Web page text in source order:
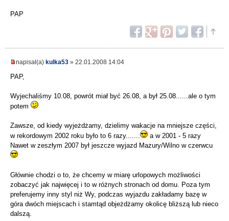
PAP
napisał(a) kulka53 » 22.01.2008 14:04
PAP,
Wyjechaliśmy 10.08, powrót miał być 26.08, a był 25.08......ale o tym
potem
Zawsze, od kiedy wyjeżdżamy, dzielimy wakacje na mniejsze części,
w rekordowym 2002 roku było to 6 razy.......
a w 2001 - 5 razy
Nawet w zeszłym 2007 był jeszcze wyjazd Mazury/Wilno w czerwcu
Głównie chodzi o to, że chcemy w miarę urlopowych możliwości
zobaczyć jak najwięcej i to w różnych stronach od domu. Poza tym
preferujemy inny styl niż Wy, podczas wyjazdu zakładamy bazę w
góra dwóch miejscach i stamtąd objeżdżamy okolicę bliższą lub nieco
dalszą.